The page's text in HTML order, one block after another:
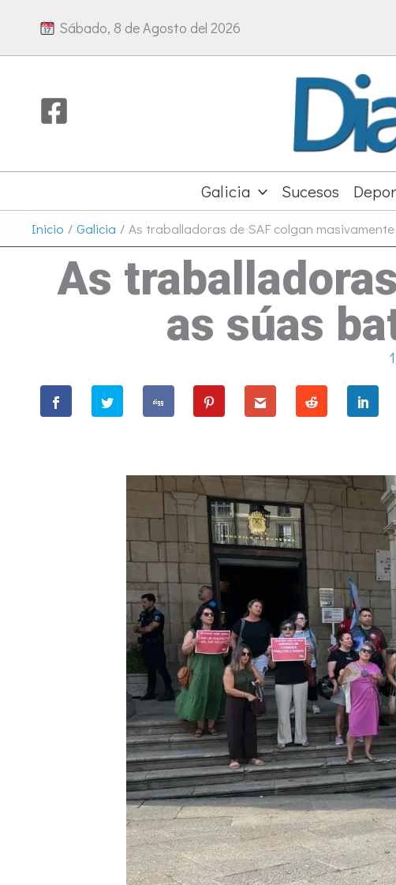
Sábado, 8 de Agosto del 2026
Galicia Sucesos
Inicio Galicia As traballadoras de SAF colgan
As
as súas